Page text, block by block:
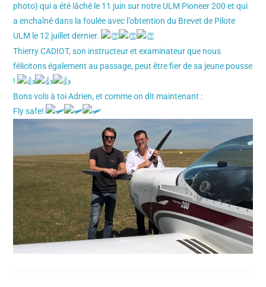
photo) qui a été lâché le 11 juin sur notre ULM Pioneer 200 et qui
a enchaîné dans la foulée avec l’obtention du Brevet de Pilote
ULM le 12 juillet dernier.
Thierry CADIOT, son instructeur et examinateur que nous
félicitons également au passage, peut être fier de sa jeune pousse
!
Bons vols à toi Adrien, et comme on dit maintenant :
Fly safe!